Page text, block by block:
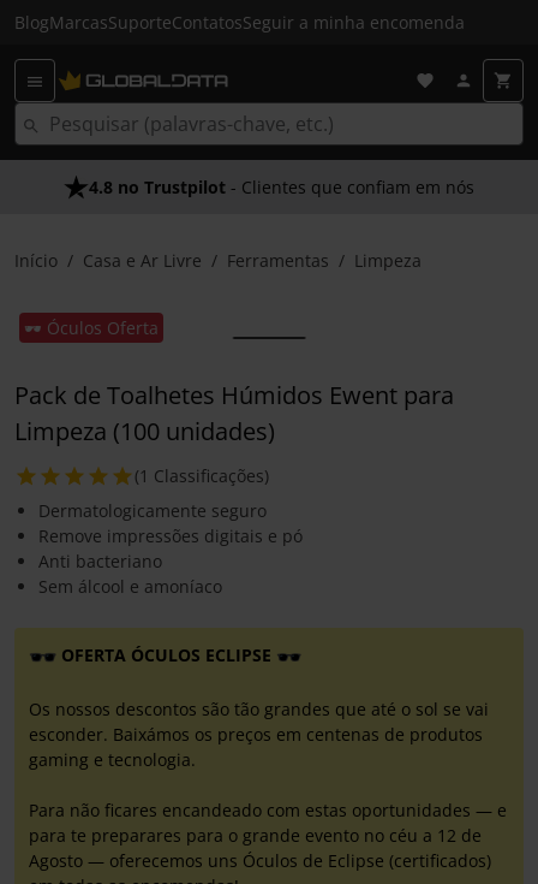
BlogMarcasSuporteContatosSeguir a minha encomenda
4.8 no Trustpilot - Clientes que confiam em nós
Início Casa e Ar Livre Ferramentas Limpeza
🕶️ Óculos Oferta
Pack de Toalhetes Húmidos Ewent para
Limpeza (100 unidades)
(1 Classificações)
Dermatologicamente seguro
Remove impressões digitais e pó
Anti bacteriano
Sem álcool e amoníaco
OFERTA ÓCULOS ECLIPSE
Os nossos descontos são tão grandes que até o sol se vai
esconder. Baixámos os preços em centenas de produtos
gaming e tecnologia.
Para não ficares encandeado com estas oportunidades — e
para te preparares para o grande evento no céu a 12 de
Agosto — oferecemos uns Óculos de Eclipse (certificados)